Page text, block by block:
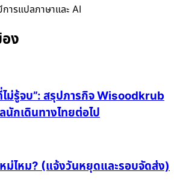
ารแปลภาษาและ AI
ง
ไม่รู้จบ”: สรุปภารกิจ Wisoodkrub
กเดินทางไทยต่อไป
ไหม? (แจ้งวันหยุดและรอบจัดส่ง)